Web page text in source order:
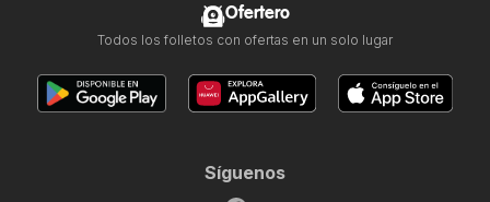
Ofertero
Todos los folletos con ofertas en un solo lugar
Síguenos